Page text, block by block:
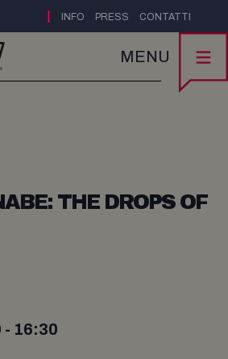
INFO PRESS CONTATTI
MENU
THE DROPS OF
- 16:30